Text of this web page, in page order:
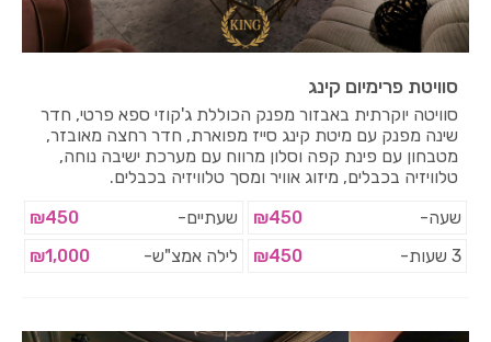
סוויטת פרימיום קינג
סוויטה יוקרתית באבזור מפנק הכוללת ג'קוזי ספא פרטי, חדר
שינה מפנק עם מיטת קינג סייז מפוארת, חדר רחצה מאובזר,
מטבחון עם פינת קפה וסלון מרווח עם מערכת ישיבה נוחה,
טלוויזיה בכבלים, מיזוג אוויר ומסך טלוויזיה בכבלים.
שעה-
₪450 שעתיים-
₪450
3 שעות-
₪450 לילה אמצ"ש- ₪1,000